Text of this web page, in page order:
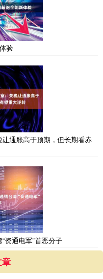
验
通胀高于预期，但长期看赤
资通电军”首恶分子